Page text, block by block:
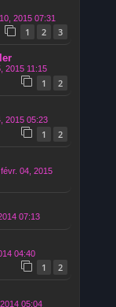
2015 07:31
1 2 3
2015 11:15
1 2
2015 05:23
1 2
04, 2015
07:13
04:40
1 2
05:04